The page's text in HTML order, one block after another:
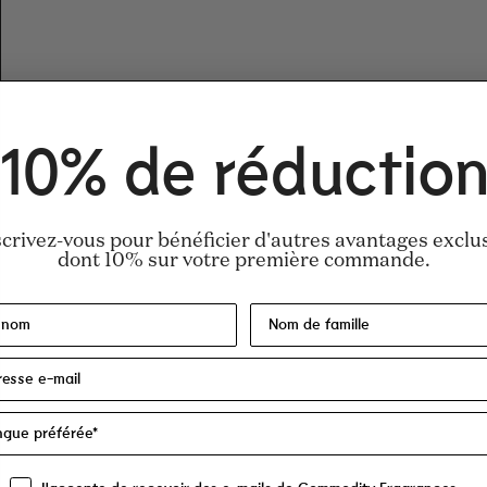
de réduction
vous pour bénéficier d'autres avantages
dont 10% sur votre première commande.